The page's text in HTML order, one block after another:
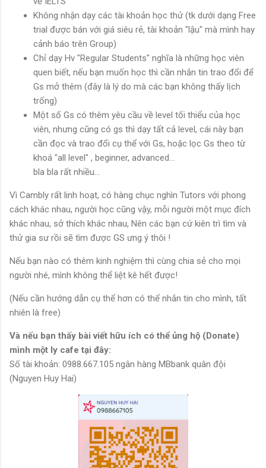
Không nhận dạy các tài khoản học thử (tk dưới dạng Free
trial được bán với giá siêu rẻ, tài khoản "lậu" mà mình hay
cảnh báo trên Group)
Chỉ dạy Hv "Regular Students" nghĩa là những học viên
quen biết, nếu bạn muốn học thì cần nhắn tin trao đổi để
Gs mở thêm (đây là lý do mà các bạn không thấy lịch
trống)
Một số Gs có thêm yêu cầu về level tối thiểu của học
viên, nhưng cũng có gs thì dạy tất cả level, cái này bạn
cần đọc và trao đổi cụ thể với Gs, hoặc lọc Gs theo từ
khoá "all level" , beginner, advanced...
bla bla rất nhiều...
Vì Cambly rất linh hoạt, có hàng chục nghìn Tutors với phong
cách khác nhau, người học cũng vậy, mỗi người một mục đích
khác nhau, sở thích khác nhau, Nên các bạn cứ kiên trì tìm và
thử gia sư rồi sẽ tìm được GS ưng ý thôi !
Nếu bạn nào có thêm kinh nghiệm thì cùng chia sẻ cho mọi
người nhé, mình không thể liệt kê hết được!
(Nếu cần hướng dẫn cụ thể hơn có thể nhắn tin cho mình, tất
nhiên là free)
Và nếu bạn thấy bài viết hữu ích có thể ủng hộ (Donate)
mình một ly cafe tại đây:
Số tài khoản: 0988.667.105 ngân hàng MBbank quân đội
(Nguyen Huy Hai)